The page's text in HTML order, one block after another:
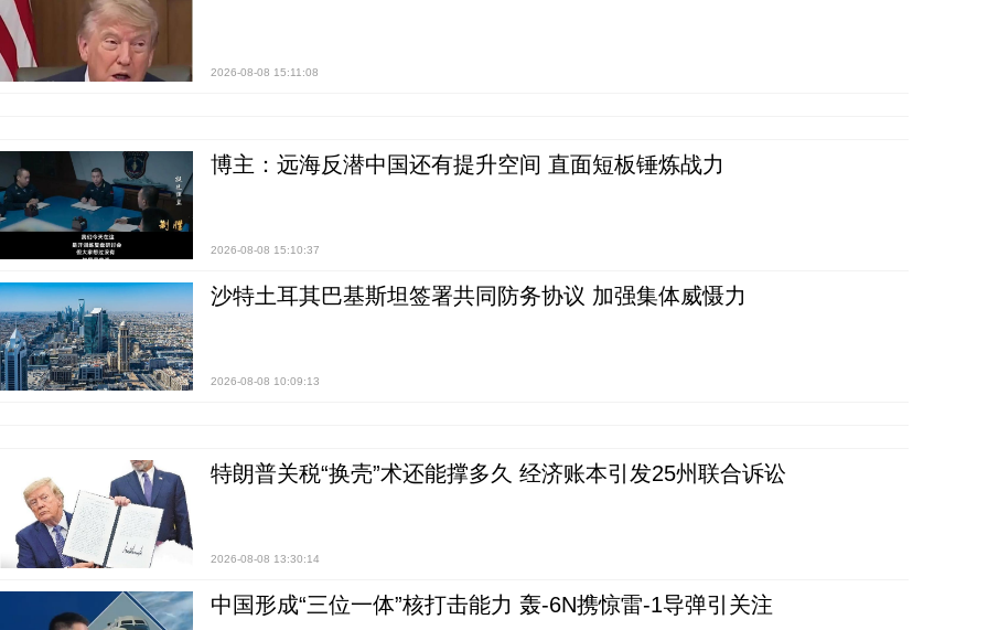
2026-08-08 15:11:08
博主：远海反潜中国还有提升空间 直面短板锤炼战力
2026-08-08 15:10:37
沙特土耳其巴基斯坦签署共同防务协议 加强集体威慑力
2026-08-08 10:09:13
特朗普关税“换壳”术还能撑多久 经济账本引发25州联合诉讼
2026-08-08 13:30:14
中国形成“三位一体”核打击能力 轰-6N携惊雷-1导弹引关注